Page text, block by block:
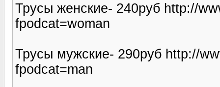
Трусы женские- 240руб http://
fpodcat=woman
Трусы мужские- 290руб http://
fpodcat=man